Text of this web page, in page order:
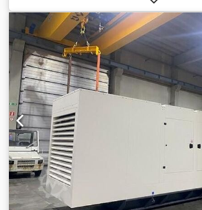
Vorschubgeschwindigkeit 5-24 m/min.
Gesamtleistungsbedarf 27 kw Maße
3900 x 2200 x 2000 mm
Weinig Vierseitenhobelmaschine
Fensterversion mit
Nutspindel verwendbar ATS-Steuerung
Programmsteuerung ----- Maschine
Weinig werksübeholt. Technische Daten
Zusammenfassung (eventuell zusätzlich
Zubehör bitte anfragen) ----- Allgemein
230 mm > Arbeitshöhe: 120 mm >
Abrichttischlänge: 2500 mm >
Vorschubgeschwindigkeit: 5-24 m/min >
Gesamtleistungsbedarf: 27 kW > Maße: